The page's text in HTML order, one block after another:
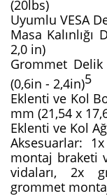
(20lbs)
Uyumlu VESA
Masa
2,0 in)
Grommet
(0,6in - 2,4in)5
Eklenti ve Kol
mm (21,54 x
Eklenti ve Kol
Aksesuarlar:
montaj braketi
vidaları, 2x
grommet